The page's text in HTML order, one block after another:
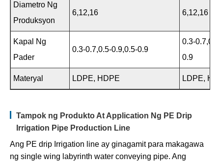
Diametro Ng
Produksyon
6,12,16 6,12,16
Kapal Ng
Pader
0.3-0.7,0.5-0.9,0.5-0.9
0.3-
0.9
Materyal LDPE, HDPE LDPE,
Tampok ng Produkto At Application Ng PE Drip
Irrigation Pipe Production Line
Ang PE drip Irrigation line ay ginagamit para makagawa
ng single wing labyrinth water conveying pipe. Ang